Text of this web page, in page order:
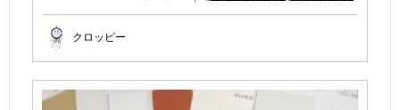
クロッピー